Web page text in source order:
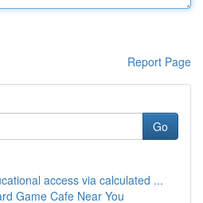
Report Page
Go
access via calculated ...
Game Cafe Near You